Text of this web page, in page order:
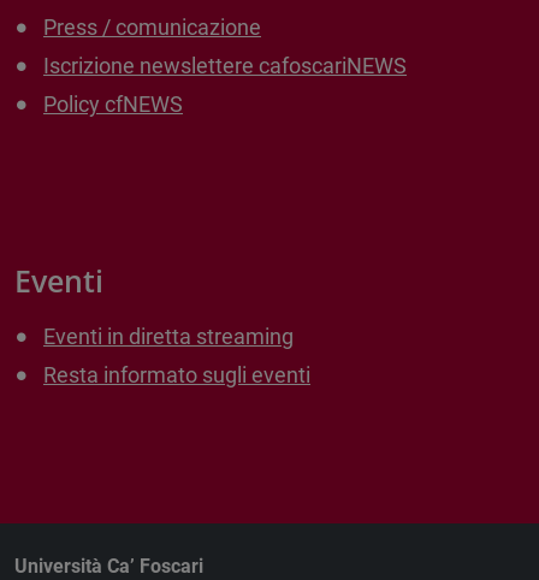
Press / comunicazione
Iscrizione newslettere cafoscariNEWS
Policy cfNEWS
Eventi
Eventi in diretta streaming
Resta informato sugli eventi
Università Ca’ Foscari